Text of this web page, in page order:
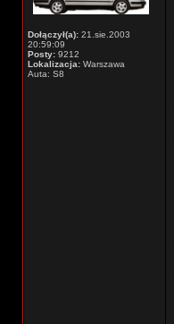
Dołączył(a): 21.sie.2003
20:59:09
Posty: 9212
Lokalizacja: Warszawa
Auta: S8